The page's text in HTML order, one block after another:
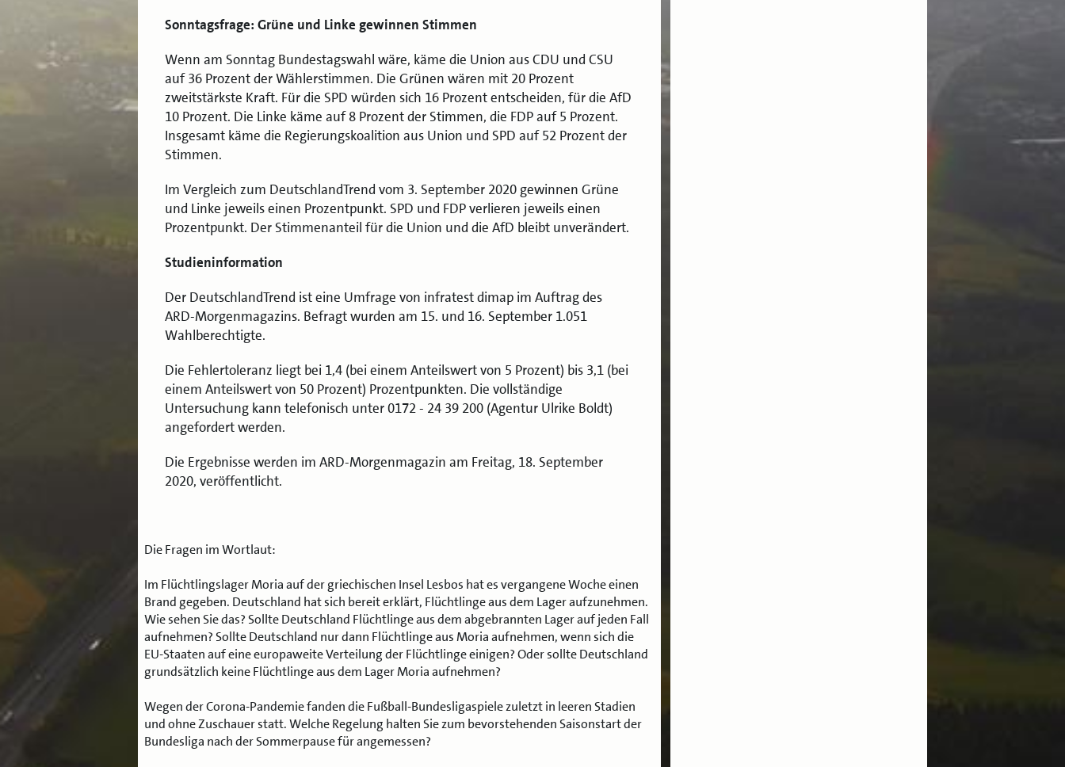
Sonntagsfrage: Grüne und Linke gewinnen Stimmen
Wenn am Sonntag Bundestagswahl wäre, käme die Union aus CDU und CSU
auf 36 Prozent der Wählerstimmen. Die Grünen wären mit 20 Prozent
zweitstärkste Kraft. Für die SPD würden sich 16 Prozent entscheiden, für die AfD
10 Prozent. Die Linke käme auf 8 Prozent der Stimmen, die FDP auf 5 Prozent.
Insgesamt käme die Regierungskoalition aus Union und SPD auf 52 Prozent der
Stimmen.
Im Vergleich zum DeutschlandTrend vom 3. September 2020 gewinnen Grüne
und Linke jeweils einen Prozentpunkt. SPD und FDP verlieren jeweils einen
Prozentpunkt. Der Stimmenanteil für die Union und die AfD bleibt unverändert.
Studieninformation
Der DeutschlandTrend ist eine Umfrage von infratest dimap im Auftrag des
ARD-Morgenmagazins. Befragt wurden am 15. und 16. September 1.051
Wahlberechtigte.
Die Fehlertoleranz liegt bei 1,4 (bei einem Anteilswert von 5 Prozent) bis 3,1 (bei
einem Anteilswert von 50 Prozent) Prozentpunkten. Die vollständige
Untersuchung kann telefonisch unter 0172 - 24 39 200 (Agentur Ulrike Boldt)
angefordert werden.
Die Ergebnisse werden im ARD-Morgenmagazin am Freitag, 18. September
2020, veröffentlicht.
Die Fragen im Wortlaut:
Im Flüchtlingslager Moria auf der griechischen Insel Lesbos hat es vergangene Woche einen
Brand gegeben. Deutschland hat sich bereit erklärt, Flüchtlinge aus dem Lager aufzunehmen.
Wie sehen Sie das? Sollte Deutschland Flüchtlinge aus dem abgebrannten Lager auf jeden Fall
aufnehmen? Sollte Deutschland nur dann Flüchtlinge aus Moria aufnehmen, wenn sich die
EU-Staaten auf eine europaweite Verteilung der Flüchtlinge einigen? Oder sollte Deutschland
grundsätzlich keine Flüchtlinge aus dem Lager Moria aufnehmen?
Wegen der Corona-Pandemie fanden die Fußball-Bundesligaspiele zuletzt in leeren Stadien
und ohne Zuschauer statt. Welche Regelung halten Sie zum bevorstehenden Saisonstart der
Bundesliga nach der Sommerpause für angemessen?